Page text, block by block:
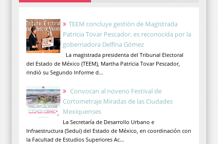
TEEM concluye gestión de Magistrada
Patricia Tovar Pescador, es reconocida por la
gobernadora Delfina Gómez
La magistrada presidenta del Tribunal Electoral
del Estado de México (TEEM), Martha Patricia Tovar Pescador,
rindió su Segundo Informe d...
Convocan al noveno Festival de
Cortometraje Miradas de las Ciudades
Mexiquenses
La Secretaría de Desarrollo Urbano e
Infraestructura (Sedui) del Estado de México, en coordinación con
la Facultad de Estudios Superiores Ac...